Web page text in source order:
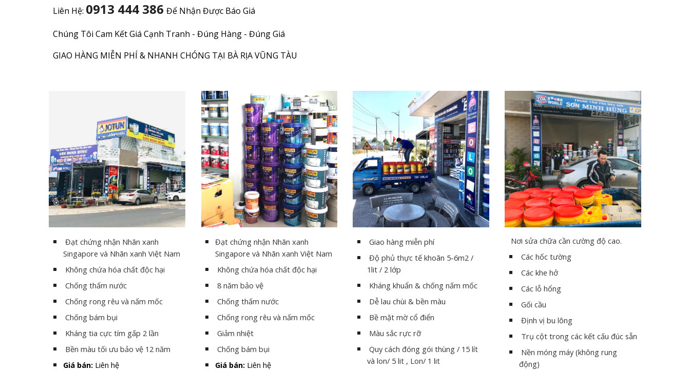
Liên Hệ: 0913 444 386 Để Nhận Được Báo Giá
Chúng Tôi Cam Kết Giá Cạnh Tranh - Đúng Hàng - Đúng Giá
GIAO HÀNG MIỄN PHÍ & NHANH CHÓNG TẠI BÀ RỊA VŨNG TÀU
Đạt chứng nhận Nhãn xanh
Singapore và Nhãn xanh Việt Nam
Không chứa hóa chất độc hại
Chống thấm nước
Chống rong rêu và nấm mốc
Chống bám bụi
Kháng tia cực tím gấp 2 lần
Bền màu tối ưu bảo vệ 12 năm
Giá bán:Liên hệ
Đạt chứng nhận Nhãn xanh
Singapore và Nhãn xanh Việt Nam
Không chứa hóa chất độc hại
8 năm bảo vệ
Chống thấm nước
Chống rong rêu và nấm mốc
Giảm nhiệt
Chống bám bụi
Giá bán:Liên hệ
Giao hàng miễn phí
Độ phủ thực tế khoãn 5-6m2 /
1lit / 2 lớp
Kháng khuẩn & chống nấm mốc
Dễ lau chùi & bền màu
Bề mặt mờ cổ điển
Màu sắc rực rỡ
Quy cách đóng gói thùng / 15 lít
và lon/ 5 lit , Lon/ 1 lit
Nơi sửa chữa cần cường độ cao.
Các hốc tường
Các khe hở
Các lỗ hổng
Gối cầu
Định vị bu lông
Trụ cột trong các kết cấu đúc sẵn
Nền móng máy (không rung
động)